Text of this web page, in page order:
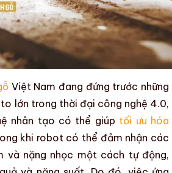
Việt Nam đang đứng trước những
lớn trong thời đại công nghệ 4.0,
nhân tạo có thể giúp tối ưu hóa
khi robot có thể đảm nhận các
và nặng nhọc một cách tự động,